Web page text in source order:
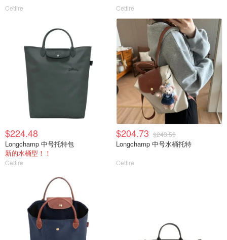
Cettire Cettire
$224.48
Longchamp 中号托特包
新的水桶型！！
Cettire
$204.73 $243.56
Longchamp 中号水桶托特
Cettire